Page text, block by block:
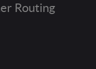
Routing